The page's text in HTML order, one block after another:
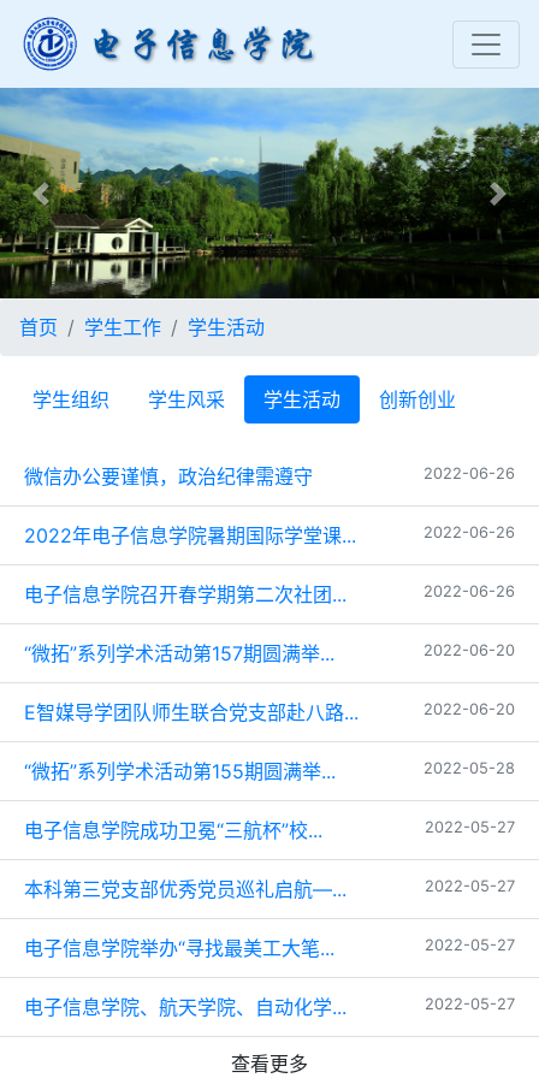
Previous Next
首页 学生工作 学生活动
学生组织 学生风采 学生活动 创新创业
微信办公要谨慎，政治纪律需遵守 2022-06-26
2022年电子信息学院暑期国际学堂课... 2022-06-26
电子信息学院召开春学期第二次社团... 2022-06-26
“微拓”系列学术活动第157期圆满举... 2022-06-20
E智媒导学团队师生联合党支部赴八路... 2022-06-20
“微拓”系列学术活动第155期圆满举... 2022-05-28
电子信息学院成功卫冕“三航杯”校... 2022-05-27
本科第三党支部优秀党员巡礼启航—... 2022-05-27
电子信息学院举办“寻找最美工大笔... 2022-05-27
电子信息学院、航天学院、自动化学... 2022-05-27
查看更多